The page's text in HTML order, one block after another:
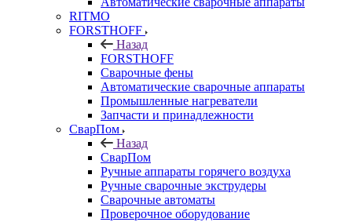
RITMO
FORSTHOFF
Назад
FORSTHOFF
Сварочные фены
Автоматические сварочные аппараты
Промышленные нагреватели
Запчасти и принадлежности
СварПом
Назад
СварПом
Ручные аппараты горячего воздуха
Ручные сварочные экструдеры
Сварочные автоматы
Проверочное оборудование